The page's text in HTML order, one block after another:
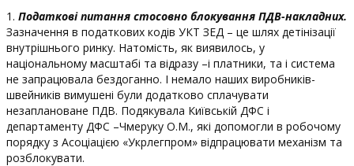
1. Податкові питання стосовно блокування ПДВ-накладних.
Зазначення в податкових кодів УКТ ЗЕД – це шлях детінізації
внутрішнього ринку. Натомість, як виявилось, у
національному масштабі та відразу –і платники, та і система
не запрацювала бездоганно. І немало наших виробників-
швейників вимушені були додатково сплачувати
незаплановане ПДВ. Подякувала Київській ДФС і
департаменту ДФС –Чмеруку О.М., які допомогли в робочому
порядку з Асоціацією «Укрлегпром» відпрацювати механізм та
розблокувати.